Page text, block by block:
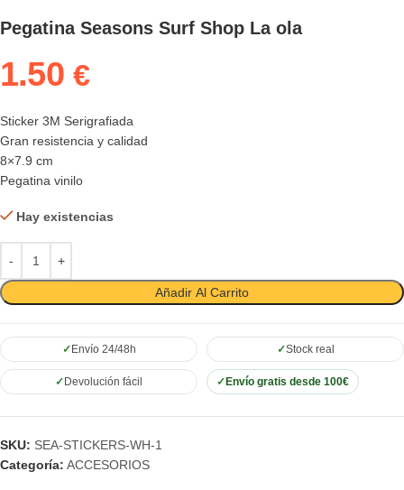
Pegatina Seasons Surf Shop La ola
1.50 €
Sticker 3M Serigrafiada
Gran resistencia y calidad
8×7.9 cm
Pegatina vinilo
Hay existencias
Añadir Al Carrito
Envío 24/48h Stock real
Devolución fácil Envío gratis desde 100€
SKU: SEA-STICKERS-WH-1
Categoría: ACCESORIOS